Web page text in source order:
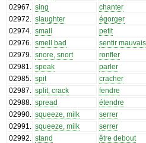
02967
sing
chanter
02972
slaughter
égorger
02974
small
petit
02976
smell bad
sentir
02979
snore, snort
ronfler
02981
speak
parler
02985
spit
cracher
02987
split, crack
fendre
02988
spread
étendre
02990
squeeze, milk
serrer
02991
squeeze, milk
serrer
02992
stand
être debout